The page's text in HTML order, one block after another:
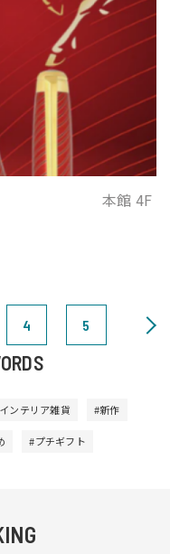
本館 4F
4 5
ンテリア雑貨 #新作
#プチギフト